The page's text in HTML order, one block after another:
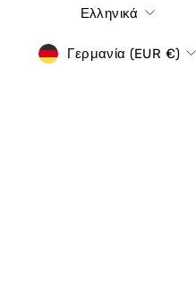
Γλώσσα
Ελληνικά
νόμισμα
Γερμανία (EUR €)